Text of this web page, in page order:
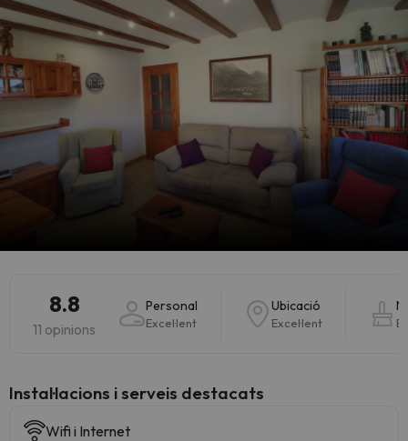
8.8
11 opinions
Personal
Excel·lent
Ubicació
Excel·lent
Instal·lacions i serveis destacats
Wifi i Internet